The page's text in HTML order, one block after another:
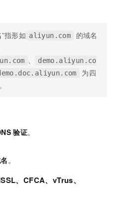
”指形如 aliyun.com
的域名
demo.aliyun.co
为四
验证。
。
、CFCA、vTrus、